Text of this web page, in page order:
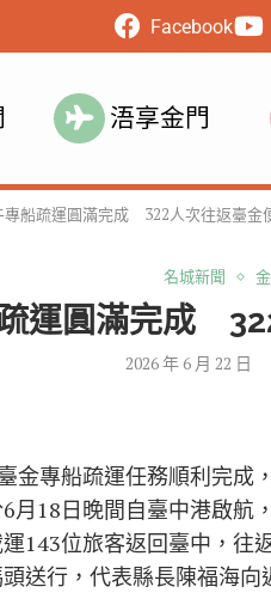
Facebook
浯享金門
專船疏運圓滿完成 322人次往返臺金
名城新聞
運圓滿完成
2026 年 6 月 22 日
金專船疏運任務順利完成
月18日晚間自臺中港啟航
143位旅客返回臺中，往
送行，代表縣長陳福海